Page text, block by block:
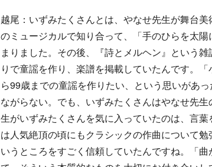
越尾：いずみたくさんとは、やなせ先生が舞台
のミュージカルで知り合って、「手のひらを太
まりました。その後、『詩とメルヘン』という
りで童謡を作り、楽譜を掲載していたんです。
ら99歳までの童謡を作りたい、という思いがあ
ながらない。でも、いずみたくさんはやなせ先
生がいずみたくさんを気に入っていたのは、言
は人気絶頂の頃にもクラシックの作曲について
いうところをすごく信頼していたんですね。「